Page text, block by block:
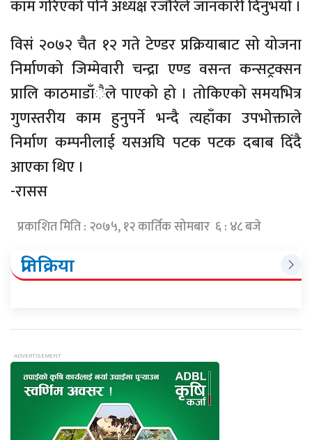
काम गरिएको पनि अध्यक्ष रजौरेले जानकारी दिनुभयो ।
विसं २०७२ चैत १२ गते टेण्डर प्रक्रियाबाट सो योजना
निर्माणको जिम्मेवारी चन्द्रा एण्ड वसन्त कन्सट्रक्सन
प्रालि काठमाडाँैले पाएको हो । तोकिएको समयभित्र
गुणस्तरीय काम हुनुपर्ने भन्दै त्यहाँका उपभोक्ताले
निर्माण कम्पनीलाई यसअघि पटक पटक दबाब दिँदै
आएका थिए ।
-रासस
प्रकाशित मिति : २०७५, १२ कार्तिक सोमबार ६ : ४८ बजे
प्रतिक्रिया